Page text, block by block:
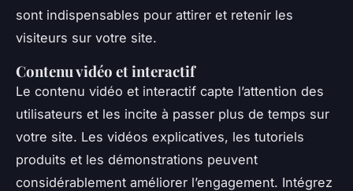
sont indispensables pour attirer et retenir les
visiteurs sur votre site.
Contenu vidéo et interactif
Le contenu vidéo et interactif capte l’attention des
utilisateurs et les incite à passer plus de temps sur
votre site. Les vidéos explicatives, les tutoriels
produits et les démonstrations peuvent
considérablement améliorer l’engagement. Intégrez